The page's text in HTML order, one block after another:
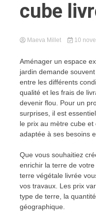
cube
Maeva Millet 10
Aménager un espace
jardin demande
entre les différents
qualité et les frais de
devenir flou. Pour un
surprises, il est
le prix au mètre cube
adaptée à ses besoins
Que vous souhaitiez
enrichir la terre de
terre végétale livrée
vos travaux. Les prix
type de terre, la
géographique.